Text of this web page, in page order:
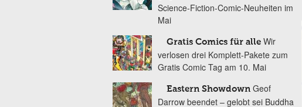
Science-Fiction-Comic-Neuheiten im
Mai
Gratis Comics für alle Wir
verlosen drei Komplett-Pakete zum
Gratis Comic Tag am 10. Mai
Eastern Showdown Geof
Darrow beendet – gelobt sei Buddha